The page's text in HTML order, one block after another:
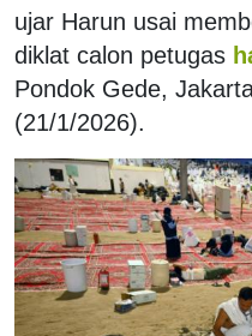
ujar Harun usai
diklat calon petugas
Pondok Gede,
(21/1/2026).